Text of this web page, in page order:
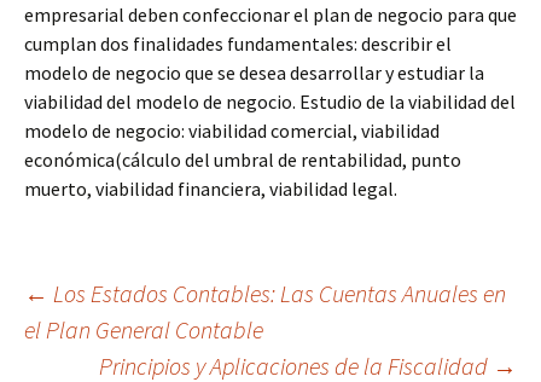
empresarial deben confeccionar el plan de negocio para que
cumplan dos finalidades fundamentales: describir el
modelo de negocio que se desea desarrollar y estudiar la
viabilidad del modelo de negocio. Estudio de la viabilidad del
modelo de negocio: viabilidad comercial, viabilidad
económica(cálculo del umbral de rentabilidad, punto
muerto, viabilidad financiera, viabilidad legal.
Navegación
← Los Estados Contables: Las Cuentas Anuales en
el Plan General Contable
Principios y Aplicaciones de la Fiscalidad →